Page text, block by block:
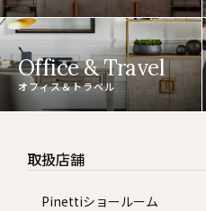
Office & Travel
オフィス＆トラベル
取扱店舗
Pinettiショールーム